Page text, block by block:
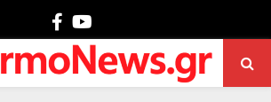
Facebook